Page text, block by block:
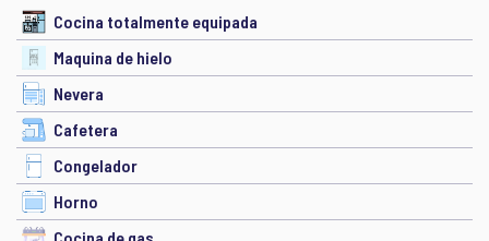
Cocina totalmente equipada
Maquina de hielo
Nevera
Cafetera
Congelador
Horno